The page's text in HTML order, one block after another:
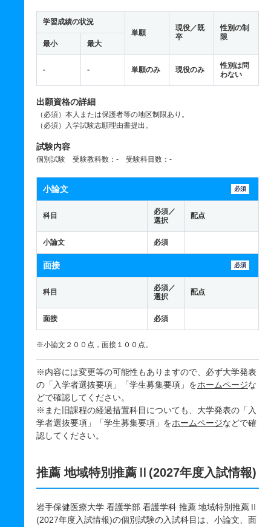
学習成績の状況
単願
現役／既
卒
性別の制
限
最小 最大
- - 単願のみ 現役のみ
性別は問
わない
出願資格の詳細
（必須）本人または保護者等の地区制限あり。
（必須）入学試験志願理由書提出。
試験内容
個別試験 受験教科数：- 受験科目数：-
小論文 必須
科目
必須／
選択
配点
小論文 必須
面接 必須
科目
必須／
選択
配点
面接 必須
※小論文２００点，面接１００点。
※内容には変更等の可能性もありますので、必ず大学発表
の「入学者選抜要項」「学生募集要項」をホームページな
どで確認してください。
※また旧課程の経過措置科目についても、大学発表の「入
学者選抜要項」「学生募集要項」をホームページなどで確
認してください。
推薦 地域特別推薦Ⅱ(2027年度入試情報)
岩手保健医療大学 看護学部 看護学科 推薦 地域特別推薦Ⅱ
(2027年度入試情報)の個別試験の入試科目は、小論文、面